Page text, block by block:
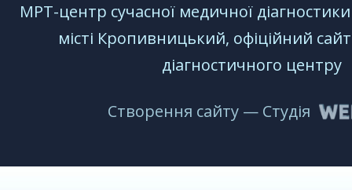
МРТ-центр сучаcної медичної
місті Кропивницький, офіційний
діагностичного центру
Створення сайту — Студія